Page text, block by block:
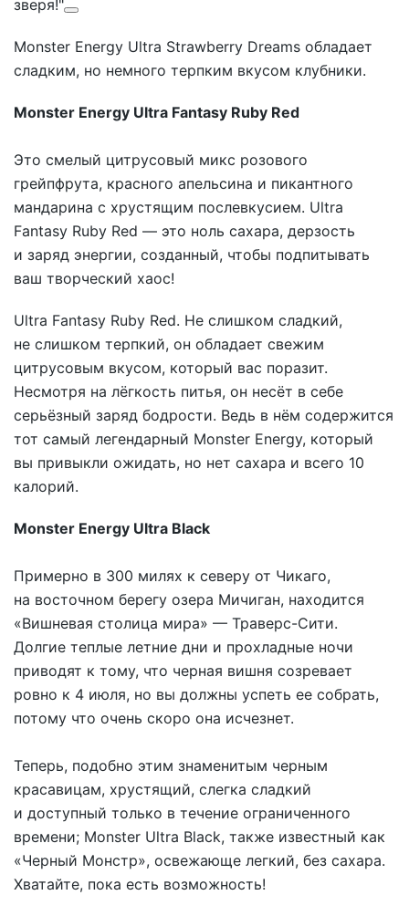
зверя!"
Monster Energy Ultra Strawberry Dreams обладает
сладким, но немного терпким вкусом клубники.
Monster Energy Ultra Fantasy Ruby Red
Это смелый цитрусовый микс розового
грейпфрута, красного апельсина и пикантного
мандарина с хрустящим послевкусием. Ultra
Fantasy Ruby Red — это ноль сахара, дерзость
и заряд энергии, созданный, чтобы подпитывать
ваш творческий хаос!
Ultra Fantasy Ruby Red. Не слишком сладкий,
не слишком терпкий, он обладает свежим
цитрусовым вкусом, который вас поразит.
Несмотря на лёгкость питья, он несёт в себе
серьёзный заряд бодрости. Ведь в нём содержится
тот самый легендарный Monster Energy, который
вы привыкли ожидать, но нет сахара и всего 10
калорий.
Monster Energy Ultra Black
Примерно в 300 милях к северу от Чикаго,
на восточном берегу озера Мичиган, находится
«Вишневая столица мира» — Траверс-Сити.
Долгие теплые летние дни и прохладные ночи
приводят к тому, что черная вишня созревает
ровно к 4 июля, но вы должны успеть ее собрать,
потому что очень скоро она исчезнет.
Теперь, подобно этим знаменитым черным
красавицам, хрустящий, слегка сладкий
и доступный только в течение ограниченного
времени; Monster Ultra Black, также известный как
«Черный Монстр», освежающе легкий, без сахара.
Хватайте, пока есть возможность!